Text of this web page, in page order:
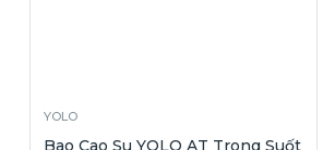
YOLO
Bao Cao Su YOLO AT Trong Suốt